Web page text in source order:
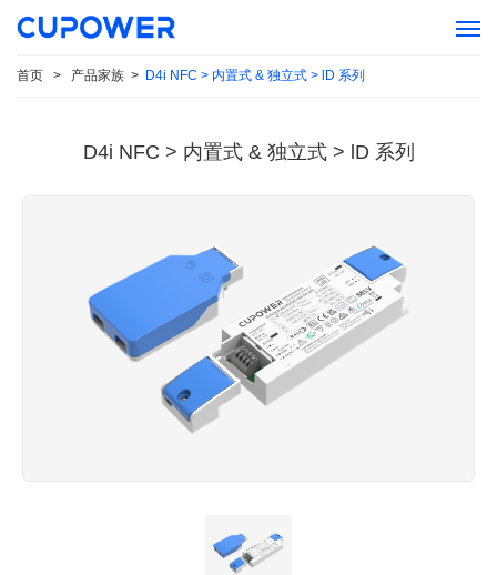
首页 > 产品家族 > D4i NFC > 内置式 & 独立式 > lD 系列
D4i NFC > 内置式 & 独立式 > lD 系列